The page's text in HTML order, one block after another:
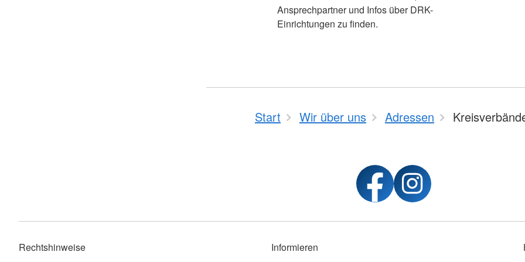
Ansprechpartner und Infos über DRK-
Einrichtungen zu finden.
Start Wir über uns Adressen
Rechtshinweise Informieren